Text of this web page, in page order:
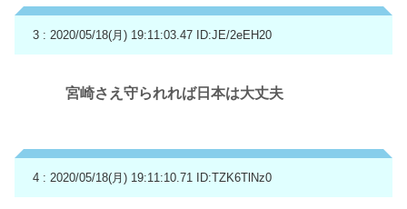
3 : 2020/05/18(月) 19:11:03.47 ID:JE/2eEH20
宮崎さえ守られれば日本は大丈夫
4 : 2020/05/18(月) 19:11:10.71 ID:TZK6TlNz0